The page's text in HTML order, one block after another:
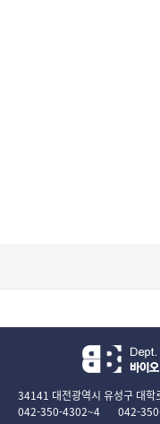
34141 대전광역시 유성구 대
042-350-4302~4
042-